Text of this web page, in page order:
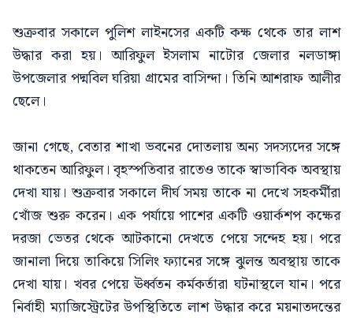
শুক্রবার সকালে পুলিশ লাইনসের একটি কক্ষ থেকে তার লাশ
উদ্ধার করা হয়। আরিফুল ইসলাম নাটোর জেলার নলডাঙ্গা
উপজেলার পদ্মবিল ঘরিয়া গ্রামের বাসিন্দা। তিনি আশরাফ আলীর
ছেলে।
জানা গেছে, বেতার শাখা ভবনের দোতলায় অন্য সদস্যদের সঙ্গে
থাকতেন আরিফুল। বৃহস্পতিবার রাতেও তাকে স্বাভাবিক অবস্থায়
দেখা যায়। শুক্রবার সকালে দীর্ঘ সময় তাকে না দেখে সহকর্মীরা
খোঁজ শুরু করেন। এক পর্যায়ে পাশের একটি ওয়ার্কশপ কক্ষের
দরজা ভেতর থেকে আটকানো দেখতে পেয়ে সন্দেহ হয়। পরে
জানালা দিয়ে তাকিয়ে সিলিং ফ্যানের সঙ্গে ঝুলন্ত অবস্থায় তাকে
দেখা যায়। খবর পেয়ে ঊর্ধ্বতন কর্মকর্তারা ঘটনাস্থলে যান। পরে
নির্বাহী ম্যাজিস্ট্রেটের উপস্থিতিতে লাশ উদ্ধার করে ময়নাতদন্তের